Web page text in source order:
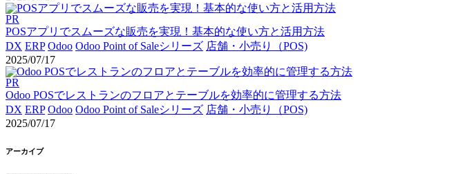
PR
POSアプリでスムーズな販売を実現！基本的な使い方と活用方法
DX ERP Odoo Odoo Point of Saleシリーズ 店舗・小売り（POS)
2025/07/17
PR
Odoo POSでレストランのフロアとテーブルを効率的に管理する方法
DX ERP Odoo Odoo Point of Saleシリーズ 店舗・小売り（POS)
2025/07/17
アーカイブ